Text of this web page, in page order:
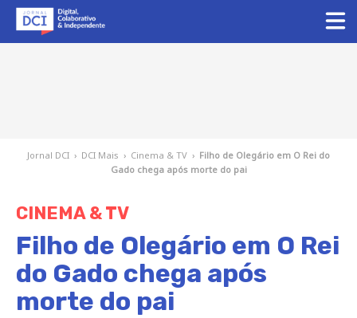
Jornal DCI › DCI Mais › Cinema & TV › Filho de Olegário em O Rei do
Gado chega após morte do pai
CINEMA & TV
Filho de Olegário em O Rei
do Gado chega após
morte do pai